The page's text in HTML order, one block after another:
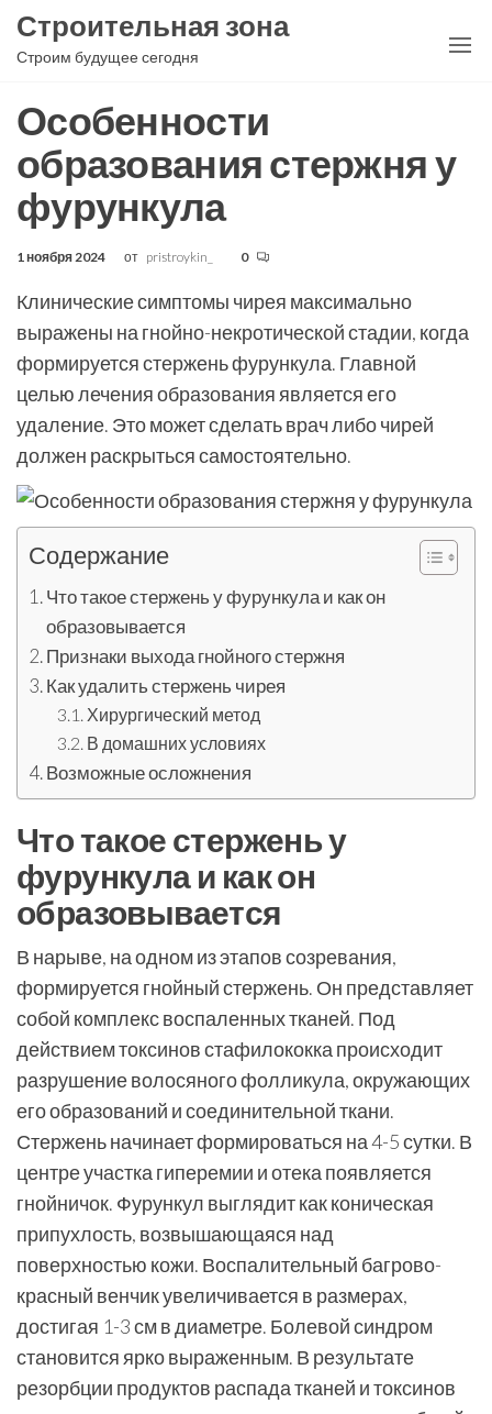
Перейти
Строительная зона
Строим будущее сегодня
Особенности
образования стержня у
фурункула
1 ноября 2024 от pristroykin_ 0
Клинические симптомы чирея максимально
выражены на гнойно-некротической стадии, когда
формируется стержень фурункула. Главной
целью лечения образования является его
удаление. Это может сделать врач либо чирей
должен раскрыться самостоятельно.
Содержание
Что такое стержень у фурункула и как он
образовывается
Признаки выхода гнойного стержня
Как удалить стержень чирея
Хирургический метод
В домашних условиях
Возможные осложнения
Что такое стержень у
фурункула и как он
образовывается
В нарыве, на одном из этапов созревания,
формируется гнойный стержень. Он представляет
собой комплекс воспаленных тканей. Под
действием токсинов стафилококка происходит
разрушение волосяного фолликула, окружающих
его образований и соединительной ткани.
Стержень начинает формироваться на 4-5 сутки. В
центре участка гиперемии и отека появляется
гнойничок. Фурункул выглядит как коническая
припухлость, возвышающаяся над
поверхностью кожи. Воспалительный багрово-
красный венчик увеличивается в размерах,
достигая 1-3 см в диаметре. Болевой синдром
становится ярко выраженным. В результате
резорбции продуктов распада тканей и токсинов